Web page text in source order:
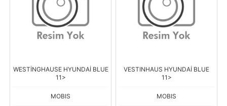
WESTİNGHAUSE HYUNDAİ BLUE
11>
MOBIS
VESTINHAUS HYUNDAİ BLUE
11>
MOBIS